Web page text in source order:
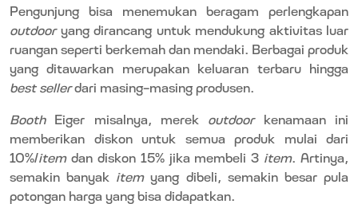
Pengunjung bisa menemukan beragam perlengkapan
outdooryang dirancang untuk mendukung aktivitas luar
ruangan seperti berkemah dan mendaki. Berbagai produk
yang ditawarkan merupakan keluaran terbaru hingga
best sellerdari masing-masing produsen.
BoothEiger misalnya, merek outdoorkenamaan ini
memberikan diskon untuk semua produk mulai dari
10%/itemdan diskon 15% jika membeli 3 item. Artinya,
semakin banyak itemyang dibeli, semakin besar pula
potongan harga yang bisa didapatkan.